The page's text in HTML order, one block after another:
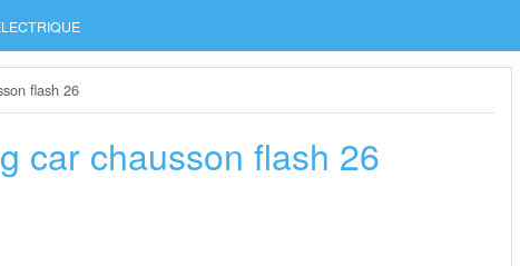
flash 26
car chausson flash 26